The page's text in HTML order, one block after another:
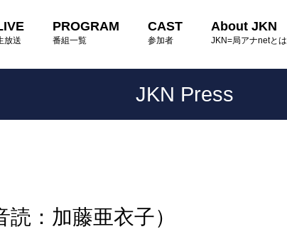
放送
PROGRAM
番組一覧
CAST
参加者
About JKN
JKN=局アナnetとは
JKN Press
読：加藤亜衣子）